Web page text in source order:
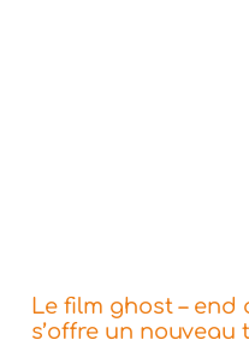
Le film ghost – end
s’offre un nouveau